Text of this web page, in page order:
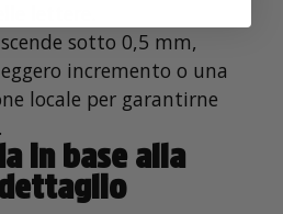
sotto 0,5 mm,
incremento o una
locale per garantirne
in base alla